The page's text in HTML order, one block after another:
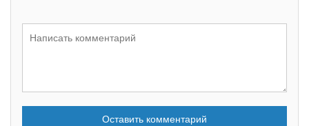
Оставить комментарий